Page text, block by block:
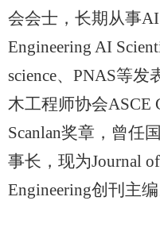
会会士，长期从事
Engineering AI
science、 PNAS等发
木工程师协会ASCE
Scanlan奖章，曾任
事长，现为Journal
Engineering创刊主编